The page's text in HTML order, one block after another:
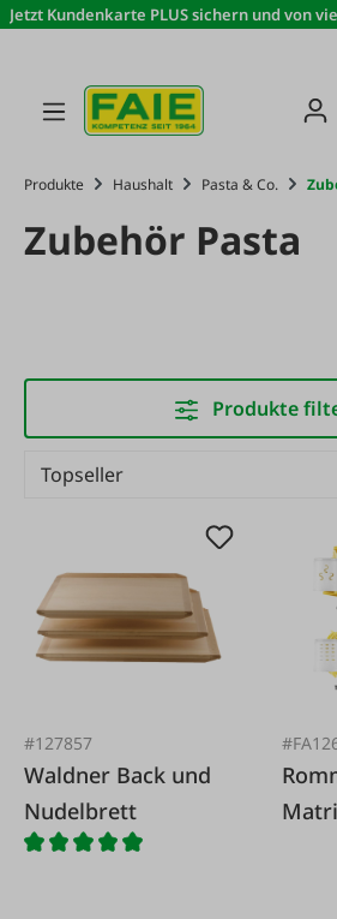
Zum Hauptinhalt springen
Jetzt Kundenkarte PLUS sichern und von
Produkte Haushalt Pasta & Co.
Zubehör Pasta
Produkte
#127857
Waldner Back und
Nudelbrett